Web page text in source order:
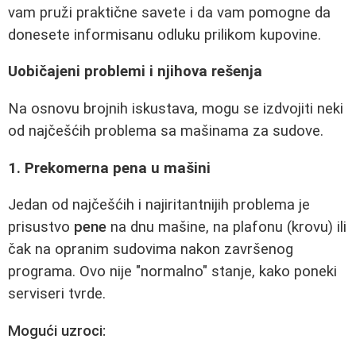
vam pruži praktične savete i da vam pomogne da
donesete informisanu odluku prilikom kupovine.
Uobičajeni problemi i njihova rešenja
Na osnovu brojnih iskustava, mogu se izdvojiti neki
od najčešćih problema sa mašinama za sudove.
1. Prekomerna pena u mašini
Jedan od najčešćih i najiritantnijih problema je
prisustvo pene na dnu mašine, na plafonu (krovu) ili
čak na opranim sudovima nakon završenog
programa. Ovo nije "normalno" stanje, kako poneki
serviseri tvrde.
Mogući uzroci: